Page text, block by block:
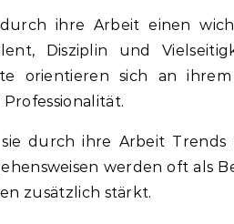
ihre Arbeit einen
Disziplin und
orientieren sich an
durch ihre Arbeit
werden oft als
zusätzlich stärkt.